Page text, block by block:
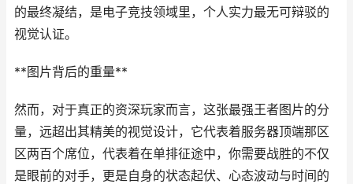
的最终凝结，是电子竞技领域里，个人实力最无可辩驳的
视觉认证。
**图片背后的重量**
然而，对于真正的资深玩家而言，这张最强王者图片的分
量，远超出其精美的视觉设计，它代表着服务器顶端那区
区两百个席位，代表着在单排征途中，你需要战胜的不仅
是眼前的对手，更是自身的状态起伏、心态波动与时间的